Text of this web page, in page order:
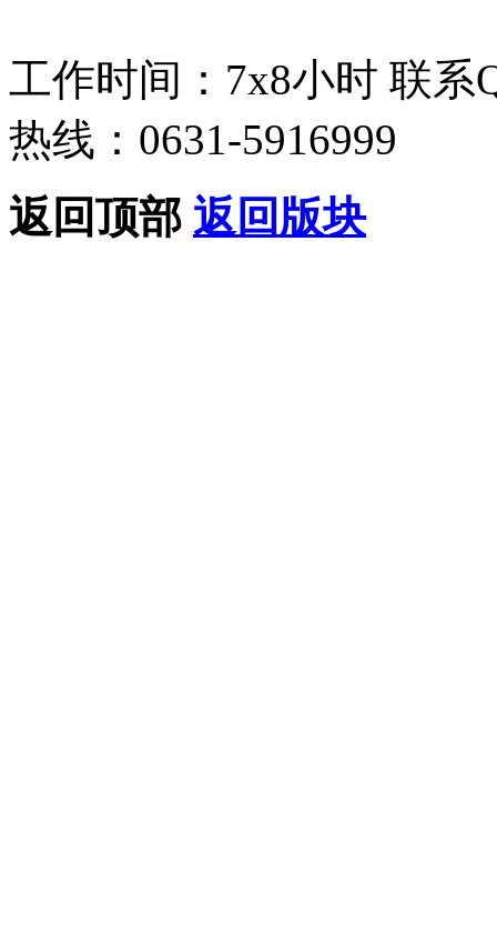
工作时间：7x8小时 联系
热线：0631-5916999
返回顶部 返回版块